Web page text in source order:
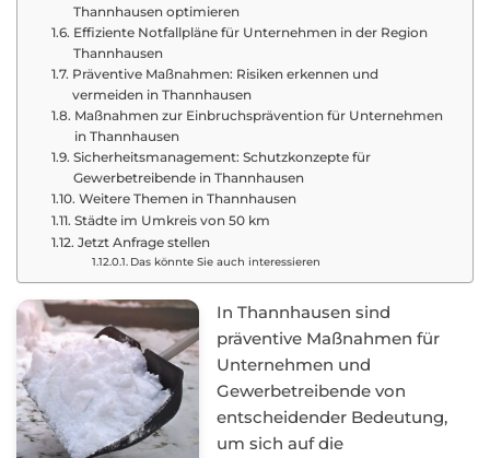
Thannhausen optimieren
Effiziente Notfallpläne für Unternehmen in der Region
Thannhausen
Präventive Maßnahmen: Risiken erkennen und
vermeiden in Thannhausen
Maßnahmen zur Einbruchsprävention für Unternehmen
in Thannhausen
Sicherheitsmanagement: Schutzkonzepte für
Gewerbetreibende in Thannhausen
Weitere Themen in Thannhausen
Städte im Umkreis von 50 km
Jetzt Anfrage stellen
Das könnte Sie auch interessieren
In Thannhausen sind
präventive Maßnahmen für
Unternehmen und
Gewerbetreibende von
entscheidender Bedeutung,
um sich auf die